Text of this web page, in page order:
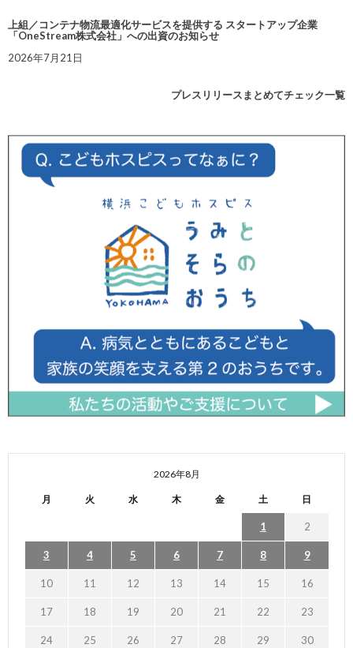
上組／コンテナ物流最適化サービスを提供する スタートアップ企業
「OneStream株式会社」への出資のお知らせ
2026年7月21日
プレスリリースまとめてチェック一覧
2026年8月
月 火 水 木 金 土 日
1 2
3 4 5 6 7 8 9
10 11 12 13 14 15 16
17 18 19 20 21 22 23
24 25 26 27 28 29 30